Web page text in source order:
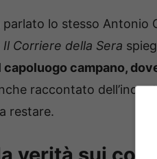
lo stesso Antonio
Il Corriere della Sera
capoluogo campano,
raccontato
restare.